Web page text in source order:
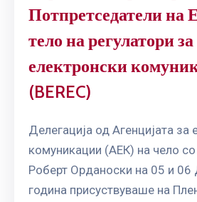
Потпретседатели на
тело на регулатори за
електронски
(BEREC)
Делегација од Агенцијата за
комуникации (АЕК) на чело
Роберт Орданоски на 05 и
година присуствуваше на